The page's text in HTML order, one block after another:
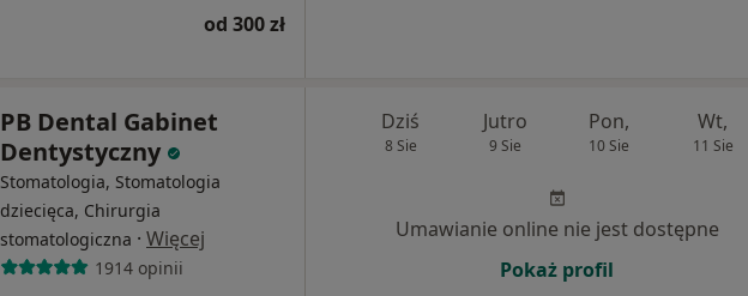
od 300 zł
PB Dental Gabinet
Dentystyczny
Stomatologia, Stomatologia
dziecięca, Chirurgia
stomatologiczna · Więcej
1914 opinii
Dziś
8 Sie
Jutro
9 Sie
Pon,
10 Sie
Wt,
11 Sie
Umawianie online nie jest dostępne
Pokaż profil